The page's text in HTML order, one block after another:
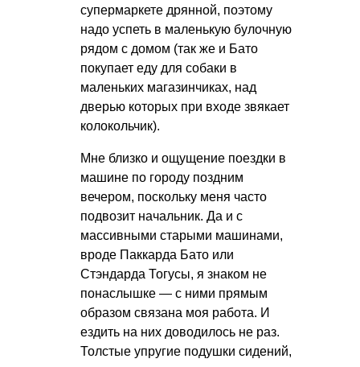
супермаркете дрянной, поэтому
надо успеть в маленькую булочную
рядом с домом (так же и Бато
покупает еду для собаки в
маленьких магазинчиках, над
дверью которых при входе звякает
колокольчик).
Мне близко и ощущение поездки в
машине по городу поздним
вечером, поскольку меня часто
подвозит начальник. Да и с
массивными старыми машинами,
вроде Паккарда Бато или
Стэндарда Тогусы, я знаком не
понаслышке — с ними прямым
образом связана моя работа. И
ездить на них доводилось не раз.
Толстые упругие подушки сидений,